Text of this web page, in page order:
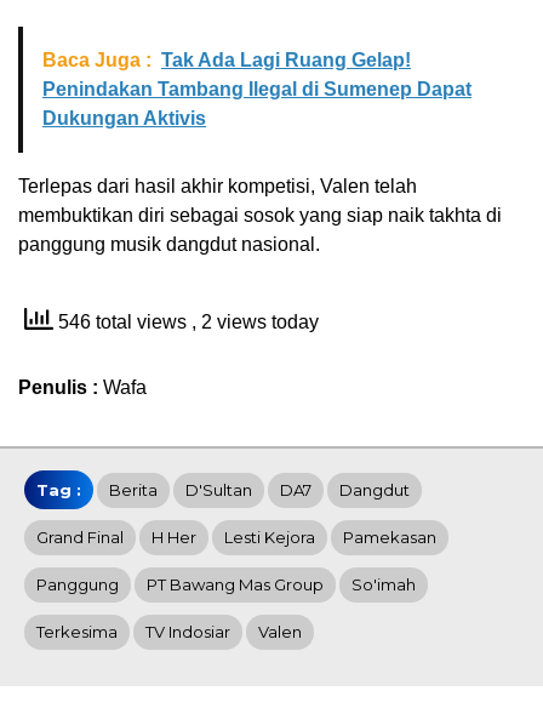
Baca Juga : Tak Ada Lagi Ruang Gelap!
Penindakan Tambang Ilegal di Sumenep Dapat
Dukungan Aktivis
Terlepas dari hasil akhir kompetisi, Valen telah
membuktikan diri sebagai sosok yang siap naik takhta di
panggung musik dangdut nasional.
546 total views , 2 views today
Penulis : Wafa
Tag : Berita D'Sultan DA7 Dangdut
Grand Final H Her Lesti Kejora Pamekasan
Panggung PT Bawang Mas Group So'imah
Terkesima TV Indosiar Valen